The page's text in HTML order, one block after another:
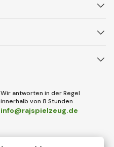
Wir antworten in der Regel
innerhalb von 8 Stunden
info@rajspielzeug.de